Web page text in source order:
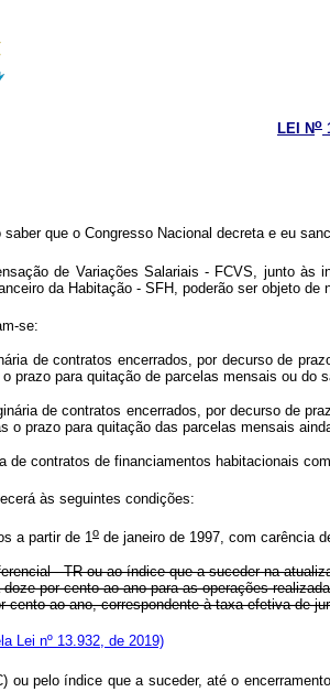
LEI No
saber que o Congresso Nacional decreta e eu
de Variações Salariais - FCVS, junto às
da Habitação - SFH, poderão ser objeto
se:
de contratos encerrados, por decurso de
prazo para quitação de parcelas mensais ou do
de contratos encerrados, por decurso de
o prazo para quitação das parcelas mensais
de contratos de financiamentos habitacionais
às seguintes condições:
a partir de 1 o de janeiro de 1997, com carência
- TR ou ao índice que a suceder na
por cento ao ano para as operações
ao ano, correspondente à taxa efetiva de
Lei nº 13.932, de 2019)
ou pelo índice que a suceder, até o